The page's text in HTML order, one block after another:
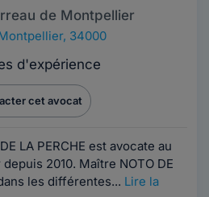
de Montpellier
34000
d'expérience
cet avocat
LA PERCHE est avocate au
2010. Maître NOTO DE
les différentes... Lire la